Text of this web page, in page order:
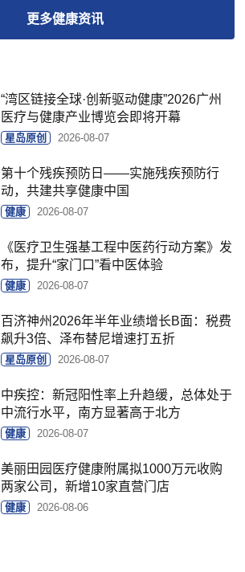
更多健康资讯
“湾区链接全球·创新驱动健康”2026广州
医疗与健康产业博览会即将开幕
星岛原创 2026-08-07
第十个残疾预防日——实施残疾预防行
动，共建共享健康中国
健康 2026-08-07
《医疗卫生强基工程中医药行动方案》发
布，提升“家门口”看中医体验
健康 2026-08-07
百济神州2026年半年业绩增长B面：税费
飙升3倍、泽布替尼增速打五折
星岛原创 2026-08-07
中疾控：新冠阳性率上升趋缓，总体处于
中流行水平，南方显著高于北方
健康 2026-08-07
美丽田园医疗健康附属拟1000万元收购
两家公司，新增10家直营门店
健康 2026-08-06